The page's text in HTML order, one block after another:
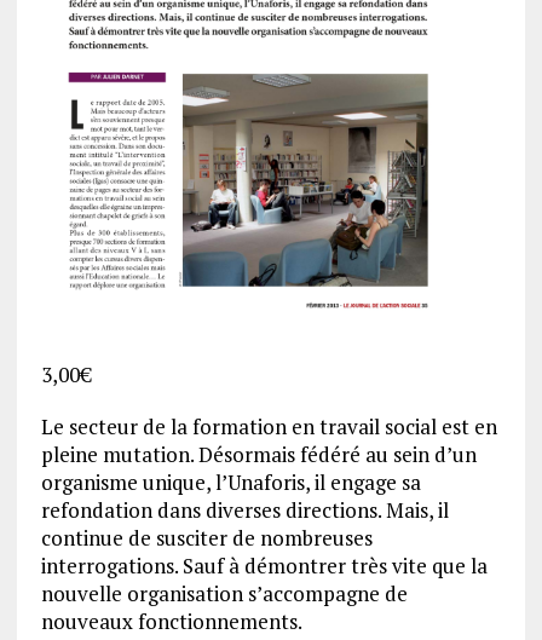
3,00€
Le secteur de la formation en travail social est en
pleine mutation. Désormais fédéré au sein d’un
organisme unique, l’Unaforis, il engage sa
refondation dans diverses directions. Mais, il
continue de susciter de nombreuses
interrogations. Sauf à démontrer très vite que la
nouvelle organisation s’accompagne de
nouveaux fonctionnements.